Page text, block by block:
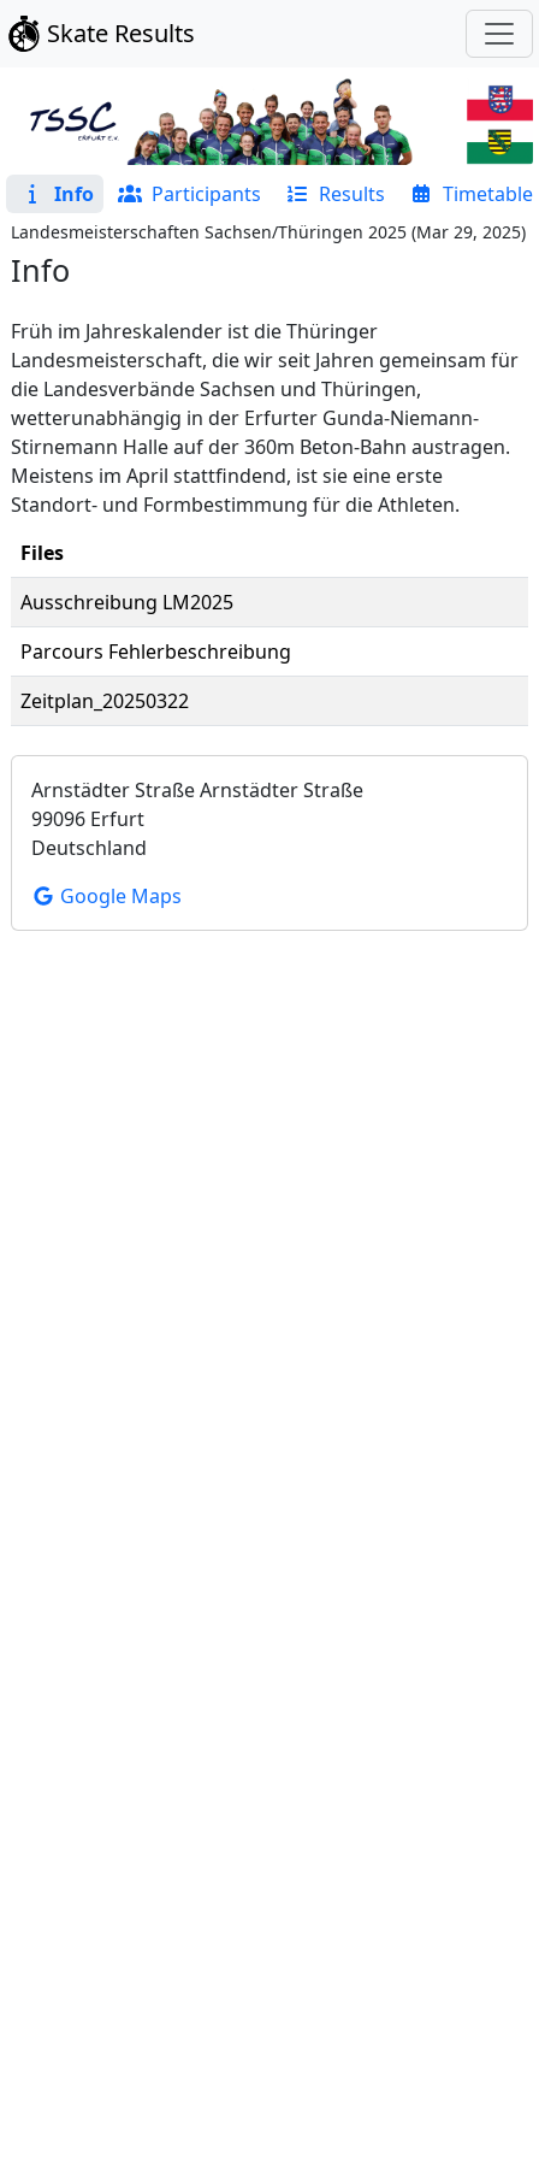
Skate Results
Info Participants Results Timetable
Landesmeisterschaften Sachsen/Thüringen 2025 (Mar 29, 2025)
Info
Früh im Jahreskalender ist die Thüringer
Landesmeisterschaft, die wir seit Jahren gemeinsam für
die Landesverbände Sachsen und Thüringen,
wetterunabhängig in der Erfurter Gunda-Niemann-
Stirnemann Halle auf der 360m Beton-Bahn austragen.
Meistens im April stattfindend, ist sie eine erste
Standort- und Formbestimmung für die Athleten.
Files
Ausschreibung LM2025
Parcours Fehlerbeschreibung
Zeitplan_20250322
Arnstädter Straße Arnstädter Straße
99096 Erfurt
Deutschland
Google Maps